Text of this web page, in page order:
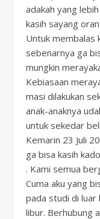
adakah yang
kasih sayang
Untuk membalas
sebenarnya ga
mungkin
Kebiasaan
masi dilakukan
anak-anaknya
untuk sekedar
Kemarin 23 Juli
ga bisa kasih
. Kami semua
Cuma aku yang
pada studi di luar
libur. Berhubung